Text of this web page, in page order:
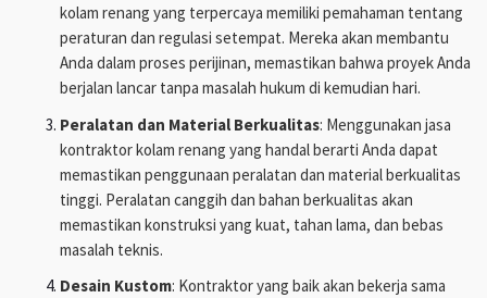
kolam renang yang terpercaya memiliki pemahaman tentang
peraturan dan regulasi setempat. Mereka akan membantu
Anda dalam proses perijinan, memastikan bahwa proyek Anda
berjalan lancar tanpa masalah hukum di kemudian hari.
Peralatan dan Material Berkualitas: Menggunakan jasa
kontraktor kolam renang yang handal berarti Anda dapat
memastikan penggunaan peralatan dan material berkualitas
tinggi. Peralatan canggih dan bahan berkualitas akan
memastikan konstruksi yang kuat, tahan lama, dan bebas
masalah teknis.
Desain Kustom: Kontraktor yang baik akan bekerja sama